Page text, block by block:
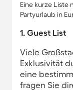
Eine kurze Liste
Partyurlaub in
1. Guest List
Viele
Exklusivität
eine
fragen Sie